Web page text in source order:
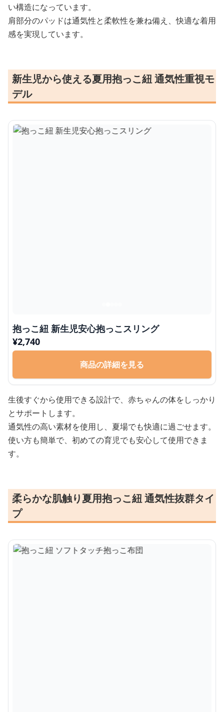
い構造になっています。
肩部分のパッドは通気性と柔軟性を兼ね備え、快適な着用
感を実現しています。
新生児から使える夏用抱っこ紐 通気性重視モ
デル
抱っこ紐 新生児安心抱っこスリング
¥2,740
商品の詳細を見る
生後すぐから使用できる設計で、赤ちゃんの体をしっかり
とサポートします。
通気性の高い素材を使用し、夏場でも快適に過ごせます。
使い方も簡単で、初めての育児でも安心して使用できま
す。
柔らかな肌触り夏用抱っこ紐 通気性抜群タイ
プ